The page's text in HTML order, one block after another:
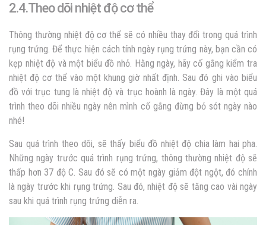
2.4.Theo dõi nhiệt độ cơ thể
Thông thường nhiệt độ cơ thể sẽ có nhiều thay đổi trong quá trình
rụng trứng. Để thực hiện cách tính ngày rụng trứng này, bạn cần có
kẹp nhiệt độ và một biểu đồ nhỏ. Hằng ngày, hãy cố gắng kiểm tra
nhiệt độ cơ thể vào một khung giờ nhất định. Sau đó ghi vào biểu
đồ với trục tung là nhiệt độ và trục hoành là ngày. Đây là một quá
trình theo dõi nhiều ngày nên mình cố gắng đừng bỏ sót ngày nào
nhé!
Sau quá trình theo dõi, sẽ thấy biểu đồ nhiệt độ chia làm hai pha.
Những ngày trước quá trình rụng trứng, thông thường nhiệt độ sẽ
thấp hơn 37 độ C. Sau đó sẽ có một ngày giảm đột ngột, đó chính
là ngày trước khi rụng trứng. Sau đó, nhiệt độ sẽ tăng cao vài ngày
sau khi quá trình rụng trứng diễn ra.